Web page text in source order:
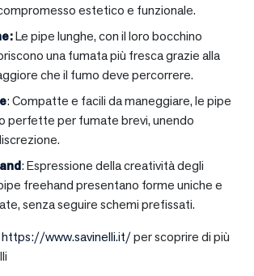
estetico e funzionale.
:Le pipe lunghe, con il loro bocchino
una fumata più fresca grazie alla
che il fumo deve percorrere.
: Compatte e facili da maneggiare, le pipe
perfette per fumate brevi, unendo
: Espressione della creatività degli
freehand presentano forme uniche e
senza seguire schemi prefissati.
https://www.savinelli.it/per scoprire di più